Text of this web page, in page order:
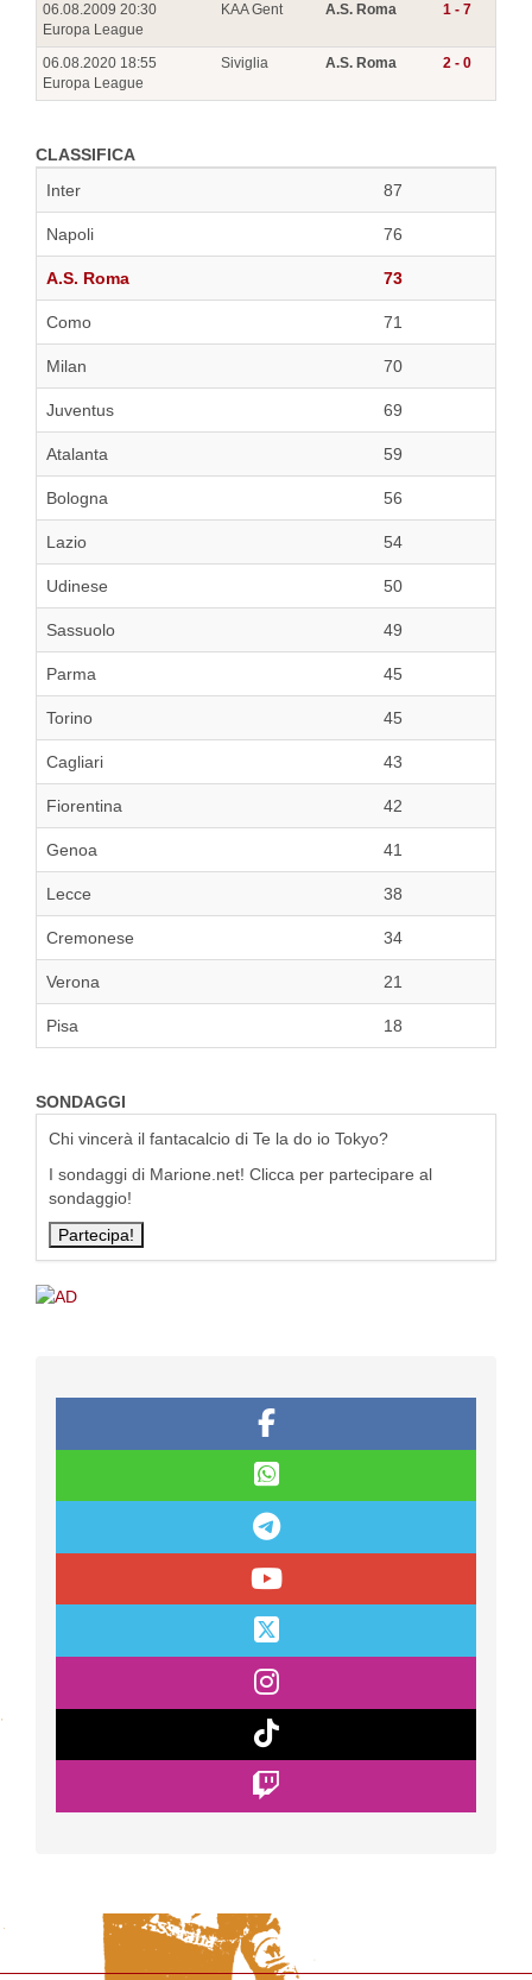
06.08.2009 20:30
Europa League
KAA Gent A.S. Roma 1 - 7
06.08.2020 18:55
Europa League
Siviglia A.S. Roma 2 - 0
CLASSIFICA
Inter
87
Napoli 76
A.S. Roma 73
Como 71
Milan 70
Juventus 69
Atalanta 59
Bologna 56
Lazio 54
Udinese 50
Sassuolo 49
Parma 45
Torino 45
Cagliari 43
Fiorentina 42
Genoa 41
Lecce 38
Cremonese 34
Verona 21
Pisa 18
SONDAGGI
Chi vincerà il fantacalcio di Te la do io Tokyo?
I sondaggi di Marione.net! Clicca per partecipare al
sondaggio!